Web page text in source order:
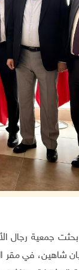
30-6-2025 وفا- بحثت
شاهين، في مقر